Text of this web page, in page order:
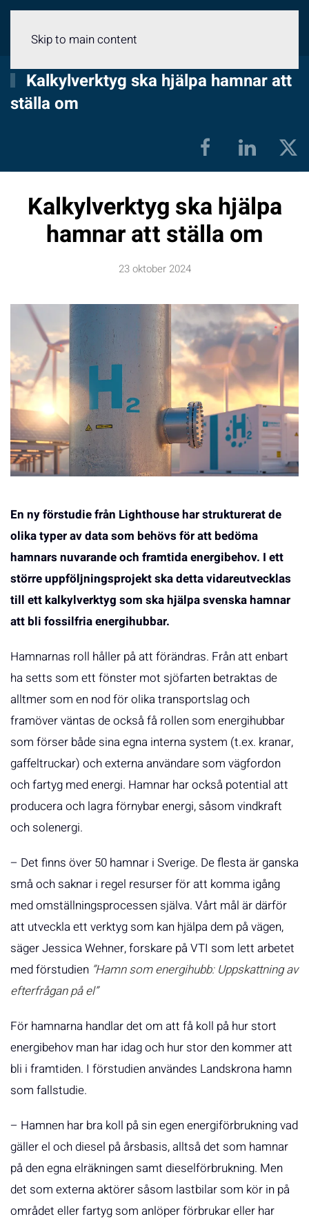
Skip to main content
Kalkylverktyg ska hjälpa hamnar att
ställa om
Kalkylverktyg ska hjälpa
hamnar att ställa om
23 oktober 2024
En ny förstudie från Lighthouse har strukturerat de
olika typer av data som behövs för att bedöma
hamnars nuvarande och framtida energibehov. I ett
större uppföljningsprojekt ska detta vidareutvecklas
till ett kalkylverktyg som ska hjälpa svenska hamnar
att bli fossilfria energihubbar.
Hamnarnas roll håller på att förändras. Från att enbart
ha setts som ett fönster mot sjöfarten betraktas de
alltmer som en nod för olika transportslag och
framöver väntas de också få rollen som energihubbar
som förser både sina egna interna system (t.ex. kranar,
gaffeltruckar) och externa användare som vägfordon
och fartyg med energi. Hamnar har också potential att
producera och lagra förnybar energi, såsom vindkraft
och solenergi.
– Det finns över 50 hamnar i Sverige. De flesta är ganska
små och saknar i regel resurser för att komma igång
med omställningsprocessen själva. Vårt mål är därför
att utveckla ett verktyg som kan hjälpa dem på vägen,
säger Jessica Wehner, forskare på VTI som lett arbetet
med förstudien ”Hamn som energihubb: Uppskattning av
efterfrågan på el”
För hamnarna handlar det om att få koll på hur stort
energibehov man har idag och hur stor den kommer att
bli i framtiden. I förstudien användes Landskrona hamn
som fallstudie.
– Hamnen har bra koll på sin egen energiförbrukning vad
gäller el och diesel på årsbasis, alltså det som hamnar
på den egna elräkningen samt dieselförbrukning. Men
det som externa aktörer såsom lastbilar som kör in på
området eller fartyg som anlöper förbrukar eller har